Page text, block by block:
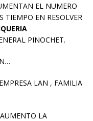
EL NUMERO
TIEMPO EN RESOLVER
PINOCHET.
LAN , FAMILIA
LA